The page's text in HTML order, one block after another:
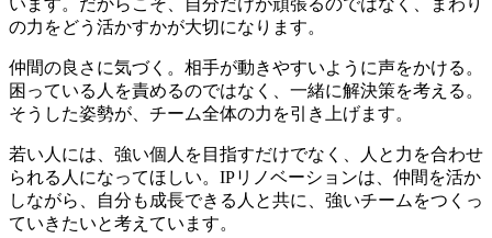
います。だからこそ、自分だけが頑張るのではなく、まわり
の力をどう活かすかが大切になります。
仲間の良さに気づく。相手が動きやすいように声をかける。
困っている人を責めるのではなく、一緒に解決策を考える。
そうした姿勢が、チーム全体の力を引き上げます。
若い人には、強い個人を目指すだけでなく、人と力を合わせ
られる人になってほしい。IPリノベーションは、仲間を活か
しながら、自分も成長できる人と共に、強いチームをつくっ
ていきたいと考えています。